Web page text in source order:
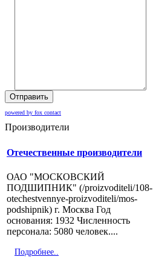
Отправить
powered by fox contact
Производители
Отечественные производители
ОАО "МОСКОВСКИЙ
ПОДШИПНИК" (/proizvoditeli/108-
otechestvennye-proizvoditeli/mos-
podshipnik) г. Москва Год
основания: 1932 Численность
персонала: 5080 человек....
Подробнее..